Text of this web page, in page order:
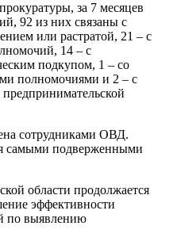
за 7 месяцев
92 из них связаны с
или растратой, 21 – с
14 – с
подкупом, 1 – со
полномочиями и 2 – с
сотрудниками ОВД.
самыми подверженными
области продолжается
эффективности
по выявлению